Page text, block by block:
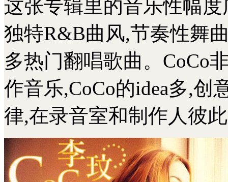
这张专辑里的音乐性幅
独特R&B曲风,节奏性舞
多热门翻唱歌曲。CoCo
作音乐,CoCo的idea多,创
律,在录音室和制作人彼